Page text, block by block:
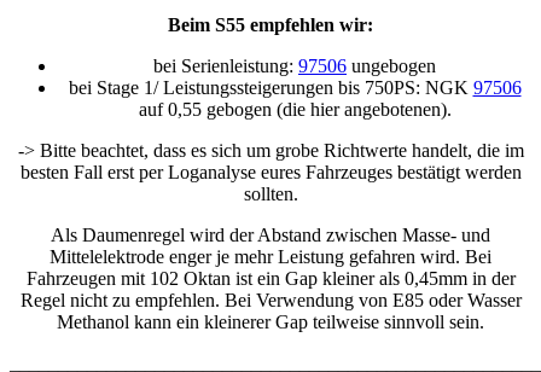
Beim S55 empfehlen wir:
bei Serienleistung: 97506 ungebogen
bei Stage 1/ Leistungssteigerungen bis 750PS: NGK 97506
auf 0,55 gebogen (die hier angebotenen).
-> Bitte beachtet, dass es sich um grobe Richtwerte handelt, die im
besten Fall erst per Loganalyse eures Fahrzeuges bestätigt werden
sollten.
Als Daumenregel wird der Abstand zwischen Masse- und
Mittelelektrode enger je mehr Leistung gefahren wird. Bei
Fahrzeugen mit 102 Oktan ist ein Gap kleiner als 0,45mm in der
Regel nicht zu empfehlen. Bei Verwendung von E85 oder Wasser
Methanol kann ein kleinerer Gap teilweise sinnvoll sein.